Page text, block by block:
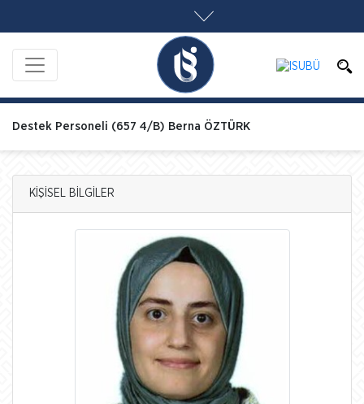
Destek Personeli (657 4/B) Berna ÖZTÜRK
KİŞİSEL BİLGİLER